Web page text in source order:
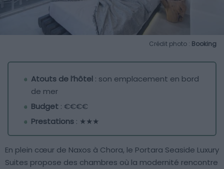
Crédit photo : Booking
Atouts de l’hôtel : son emplacement en bord
de mer
Budget : €€€€
Prestations : ★★★
En plein cœur de Naxos à Chora, le Portara Seaside Luxury
Suites propose des chambres où la modernité rencontre